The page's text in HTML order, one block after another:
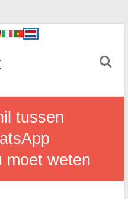
tussen
moet weten